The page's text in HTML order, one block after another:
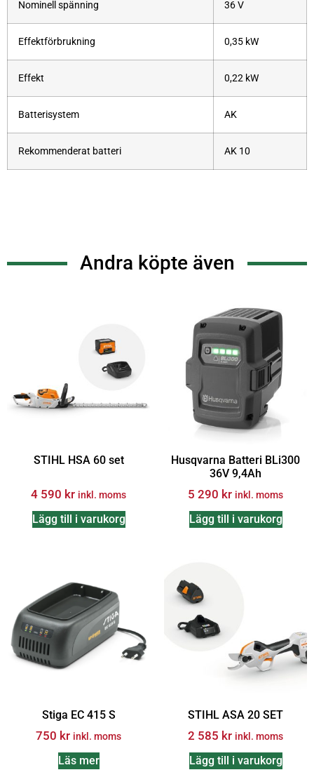
Nominell spänning 36 V
Effektförbrukning 0,35 kW
Effekt 0,22 kW
Batterisystem AK
Rekommenderat batteri AK 10
Andra köpte även
STIHL HSA 60 set
4 590 kr inkl. moms
Lägg till i varukorg
Husqvarna Batteri BLi300
36V 9,4Ah
5 290 kr inkl. moms
Lägg till i varukorg
Stiga EC 415 S
750 kr inkl. moms
Läs mer
STIHL ASA 20 SET
2 585 kr inkl. moms
Lägg till i varukorg